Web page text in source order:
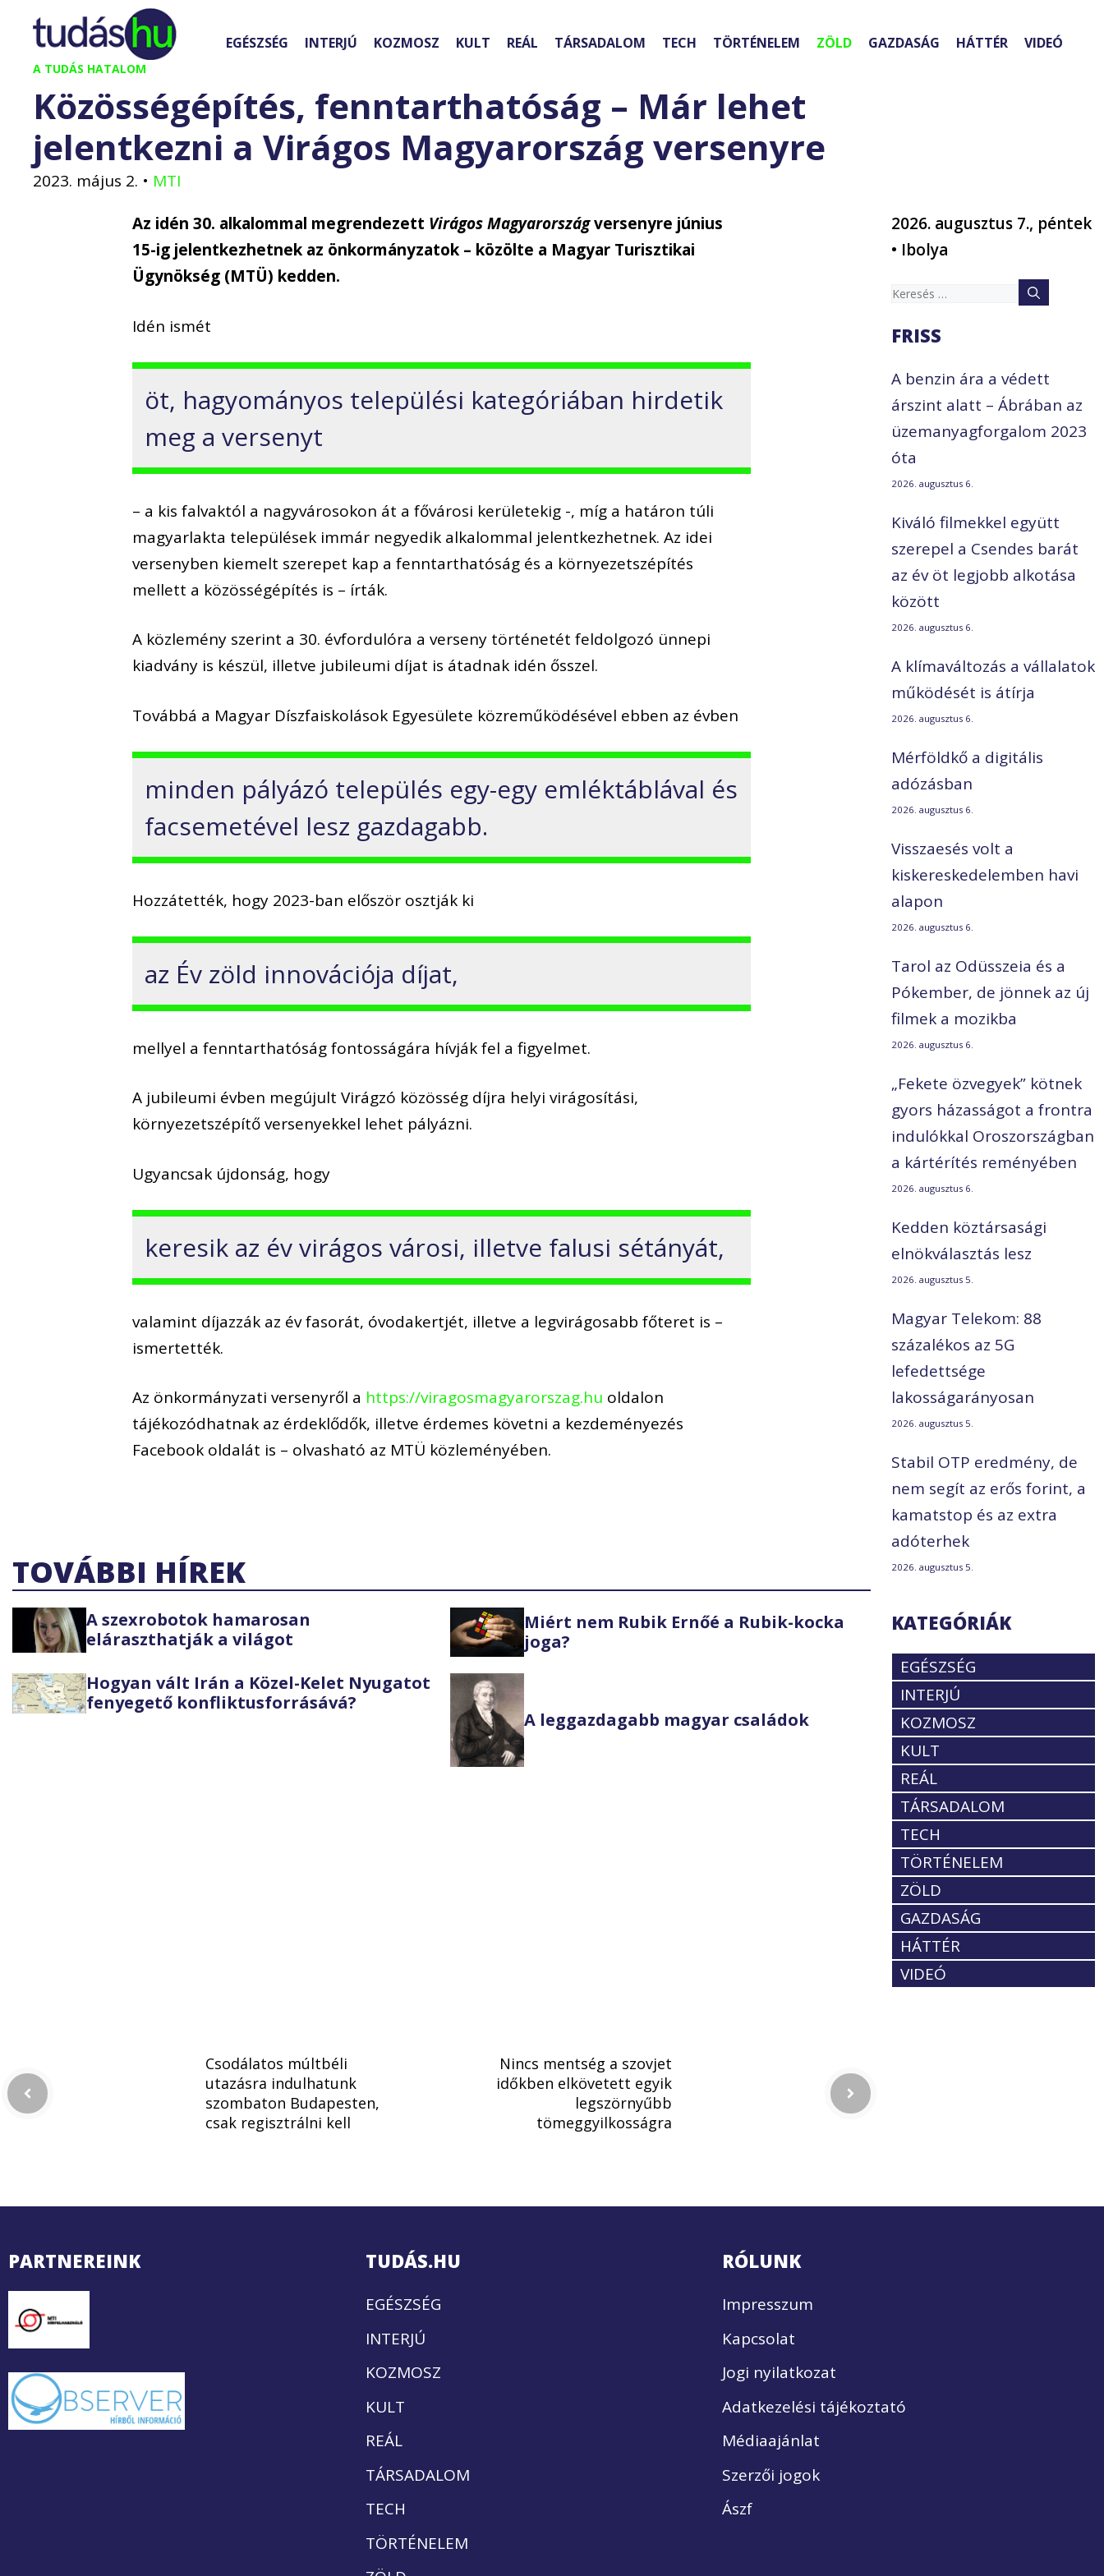
Kilépés
tartalomba
A TUDÁS HATALOM
EGÉSZSÉG INTERJÚ KOZMOSZ KULT REÁL TÁRSADALOM TECH TÖRTÉNELEM ZÖLD GAZDASÁG HÁTTÉR VIDEÓ
Közösségépítés, fenntarthatóság – Már lehet
jelentkezni a Virágos Magyarország versenyre
2023. május 2. • MTI
Az idén 30. alkalommal megrendezett Virágos Magyarországversenyre június
15-ig jelentkezhetnek az önkormányzatok – közölte a Magyar Turisztikai
Ügynökség (MTÜ) kedden.
Idén ismét
öt, hagyományos települési kategóriában hirdetik
meg a versenyt
– a kis falvaktól a nagyvárosokon át a fővárosi kerületekig -, míg a határon túli
magyarlakta települések immár negyedik alkalommal jelentkezhetnek. Az idei
versenyben kiemelt szerepet kap a fenntarthatóság és a környezetszépítés
mellett a közösségépítés is – írták.
A közlemény szerint a 30. évfordulóra a verseny történetét feldolgozó ünnepi
kiadvány is készül, illetve jubileumi díjat is átadnak idén ősszel.
Továbbá a Magyar Díszfaiskolások Egyesülete közreműködésével ebben az évben
minden pályázó település egy-egy emléktáblával és
facsemetével lesz gazdagabb.
Hozzátették, hogy 2023-ban először osztják ki
az Év zöld innovációja díjat,
mellyel a fenntarthatóság fontosságára hívják fel a figyelmet.
A jubileumi évben megújult Virágzó közösség díjra helyi virágosítási,
környezetszépítő versenyekkel lehet pályázni.
Ugyancsak újdonság, hogy
keresik az év virágos városi, illetve falusi sétányát,
valamint díjazzák az év fasorát, óvodakertjét, illetve a legvirágosabb főteret is –
ismertették.
Az önkormányzati versenyről a https://viragosmagyarorszag.hu oldalon
tájékozódhatnak az érdeklődők, illetve érdemes követni a kezdeményezés
Facebook oldalát is – olvasható az MTÜ közleményében.
TOVÁBBI HÍREK
A szexrobotok hamarosan
eláraszthatják a világot
Miért nem Rubik Ernőé a Rubik-kocka
joga?
Hogyan vált Irán a Közel-Kelet Nyugatot
fenyegető konfliktusforrásává?
A leggazdagabb magyar családok
2026. augusztus 7., péntek
• Ibolya
Keresés:
FRISS
A benzin ára a védett
árszint alatt – Ábrában az
üzemanyagforgalom 2023
óta
2026. augusztus 6.
Kiváló filmekkel együtt
szerepel a Csendes barát
az év öt legjobb alkotása
között
2026. augusztus 6.
A klímaváltozás a vállalatok
működését is átírja
2026. augusztus 6.
Mérföldkő a digitális
adózásban
2026. augusztus 6.
Visszaesés volt a
kiskereskedelemben havi
alapon
2026. augusztus 6.
Tarol az Odüsszeia és a
Pókember, de jönnek az új
filmek a mozikba
2026. augusztus 6.
„Fekete özvegyek” kötnek
gyors házasságot a frontra
indulókkal Oroszországban
a kártérítés reményében
2026. augusztus 6.
Kedden köztársasági
elnökválasztás lesz
2026. augusztus 5.
Magyar Telekom: 88
százalékos az 5G
lefedettsége
lakosságarányosan
2026. augusztus 5.
Stabil OTP eredmény, de
nem segít az erős forint, a
kamatstop és az extra
adóterhek
2026. augusztus 5.
KATEGÓRIÁK
EGÉSZSÉG
INTERJÚ
KOZMOSZ
KULT
REÁL
TÁRSADALOM
TECH
TÖRTÉNELEM
ZÖLD
GAZDASÁG
HÁTTÉR
VIDEÓ
Csodálatos múltbéli
utazásra indulhatunk
szombaton Budapesten,
csak regisztrálni kell
Nincs mentség a szovjet
időkben elkövetett egyik
legszörnyűbb
tömeggyilkosságra
PARTNEREINK TUDÁS.HU
EGÉSZSÉG
INTERJÚ
KOZMOSZ
KULT
REÁL
TÁRSADALOM
TECH
TÖRTÉNELEM
RÓLUNK
Impresszum
Kapcsolat
Jogi nyilatkozat
Adatkezelési tájékoztató
Médiaajánlat
Szerzői jogok
Ászf